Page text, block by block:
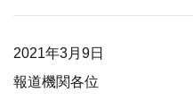
2021年3月9日
報道機関各位